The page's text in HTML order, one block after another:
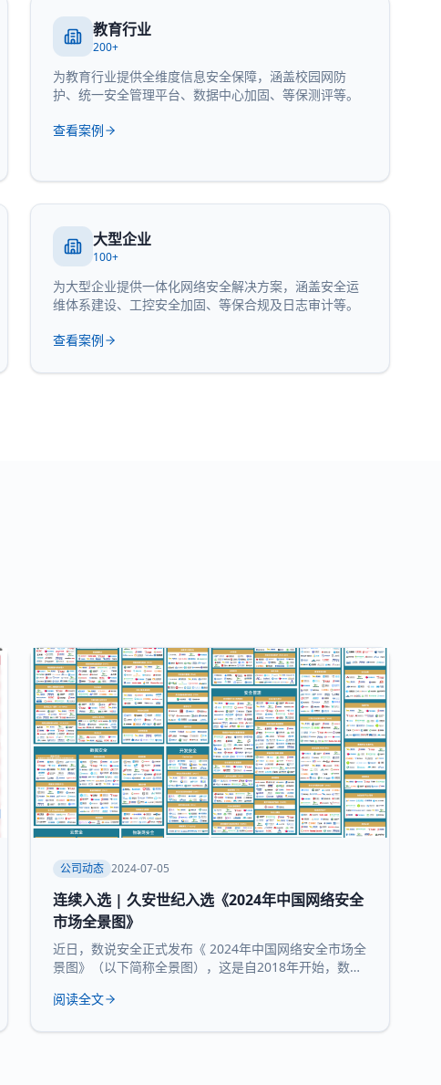
教育行业
200+
为教育行业提供全维度信息安全保障，涵盖校园网防
护、统一安全管理平台、数据中心加固、等保测评等。
查看案例
大型企业
100+
为大型企业提供一体化网络安全解决方案，涵盖安全运
维体系建设、工控安全加固、等保合规及日志审计等。
查看案例
公司动态 2024-07-05
连续入选 | 久安世纪入选《2024年中国网络安全
市场全景图》
近日，数说安全正式发布《 2024年中国网络安全市场全
景图》（以下简称全景图），这是自2018年开始，数说
领域的技术沉淀、服务经验和长时间的市场验证，再度
阅读全文